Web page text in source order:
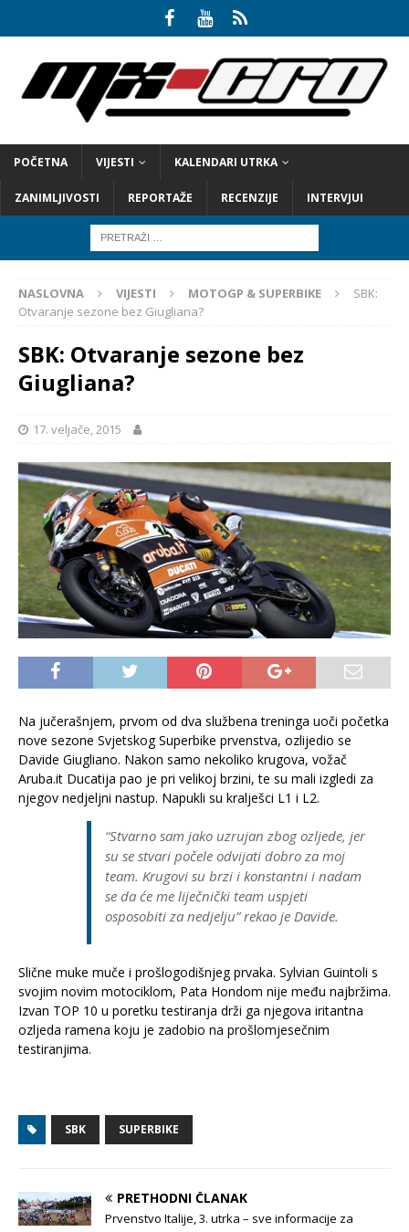
POČETNA VIJESTI KALENDARI UTRKA
ZANIMLJIVOSTI REPORTAŽE RECENZIJE INTERVJUI
NASLOVNA VIJESTI MOTOGP & SUPERBIKE
SBK:
Otvaranje sezone bez Giugliana?
SBK: Otvaranje sezone bez
Giugliana?
17. veljače, 2015
Na jučerašnjem, prvom od dva službena treninga uoči početka
nove sezone Svjetskog Superbike prvenstva, ozlijedio se
Davide Giugliano. Nakon samo nekoliko krugova, vožač
Aruba.it Ducatija pao je pri velikoj brzini, te su mali izgledi za
njegov nedjeljni nastup. Napukli su kralješci L1 i L2.
“Stvarno sam jako uzrujan zbog ozljede, jer
su se stvari počele odvijati dobro za moj
team. Krugovi su brzi i konstantni i nadam
se da će me liječnički team uspjeti
osposobiti za nedjelju” rekao je Davide.
Slične muke muče i prošlogodišnjeg prvaka. Sylvian Guintoli s
svojim novim motociklom, Pata Hondom nije među najbržima.
Izvan TOP 10 u poretku testiranja drži ga njegova iritantna
ozljeda ramena koju je zadobio na prošlomjesečnim
testiranjima.
SBK SUPERBIKE
PRETHODNI ČLANAK
Prvenstvo Italije, 3. utrka – sve informacije za